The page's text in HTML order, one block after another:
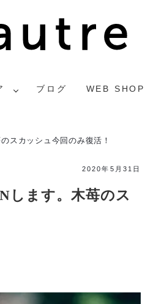
ブログ WEB SHOP
スカッシュ今回のみ復活！
2020年5月31日
します。木苺のス